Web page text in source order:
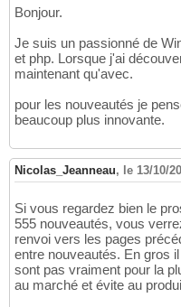
Bonjour.
Je suis un passionné de
et php. Lorsque j'ai
maintenant qu'avec.
pour les nouveautés je
beaucoup plus innovante.
Nicolas_Jeanneau, le 13/10/
Si vous regardez bien le
555 nouveautés, vous
renvoi vers les pages
entre nouveautés. En gros
sont pas vraiment pour la
au marché et évite au